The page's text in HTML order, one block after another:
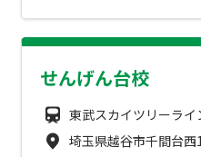
数字でなるほど！森塾
授業料等お
せんげん台校
東武スカイツリーラ
埼玉県越谷市千間台